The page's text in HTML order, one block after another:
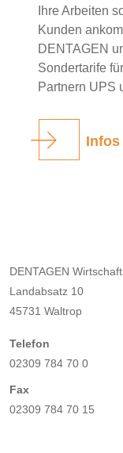
Ihre Arbeiten
Kunden
DENTAGEN
Sondertarife
Partnern UPS
Infos
DENTAGEN
Landabsatz 10
45731 Waltrop
Telefon
02309 784 70 0
Fax
02309 784 70 15